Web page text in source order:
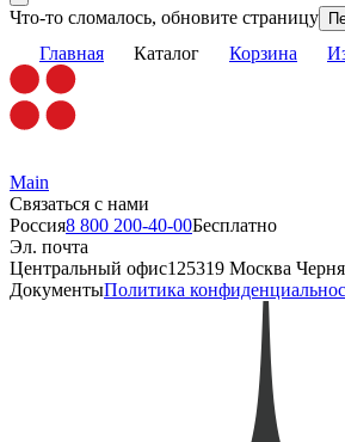
Что-то сломалось, обновите страницу
Главная Каталог Корзина
Main
Связаться с нами
Россия8 800 200-40-00Бесплатно
Эл. почта
Центральный офис125319 Москва
ДокументыПолитика